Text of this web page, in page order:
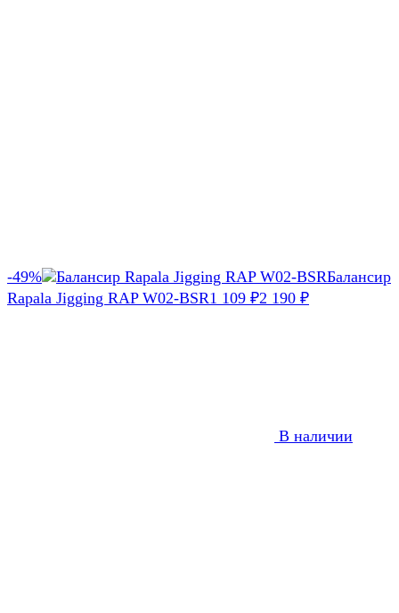
-49%
Балансир
Rapala Jigging RAP W02-BSR1 109 ₽2 190 ₽
В наличии